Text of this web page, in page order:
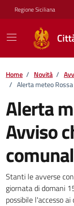
Vai ai contenuti
Vai al footer
Regione Siciliana
Home / Novità /
/ Alerta meteo
Alerta
Avviso
Dettagli
Stanti le avverse
giornata di domani
possibile l'accesso